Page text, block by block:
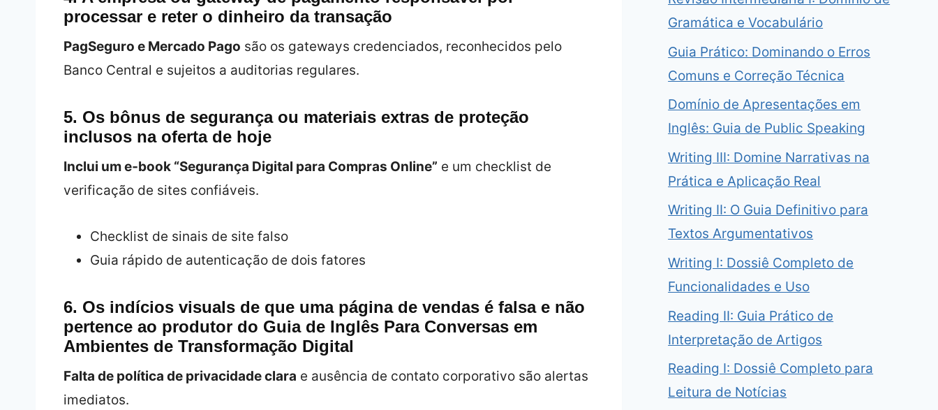
processar e reter o dinheiro da transação
PagSeguro e Mercado Pago são os gateways credenciados, reconhecidos pelo
Banco Central e sujeitos a auditorias regulares.
5. Os bônus de segurança ou materiais extras de proteção
inclusos na oferta de hoje
Inclui um e‑book “Segurança Digital para Compras Online” e um checklist de
verificação de sites confiáveis.
Checklist de sinais de site falso
Guia rápido de autenticação de dois fatores
6. Os indícios visual​s de que uma página de vendas é falsa e não
pertence ao produtor do Guia de Inglês Para Conversas em
Ambientes de Transformação Digital
Falta de política de privacidade clara e ausência de contato corporativo são alertas
imediatos.
Gramática e Vocabulário
Guia Prático: Dominando o Erros
Comuns e Correção Técnica
Domínio de Apresentações em
Inglês: Guia de Public Speaking
Writing III: Domine Narrativas na
Prática e Aplicação Real
Writing II: O Guia Definitivo para
Textos Argumentativos
Writing I: Dossiê Completo de
Funcionalidades e Uso
Reading II: Guia Prático de
Interpretação de Artigos
Reading I: Dossiê Completo para
Leitura de Notícias